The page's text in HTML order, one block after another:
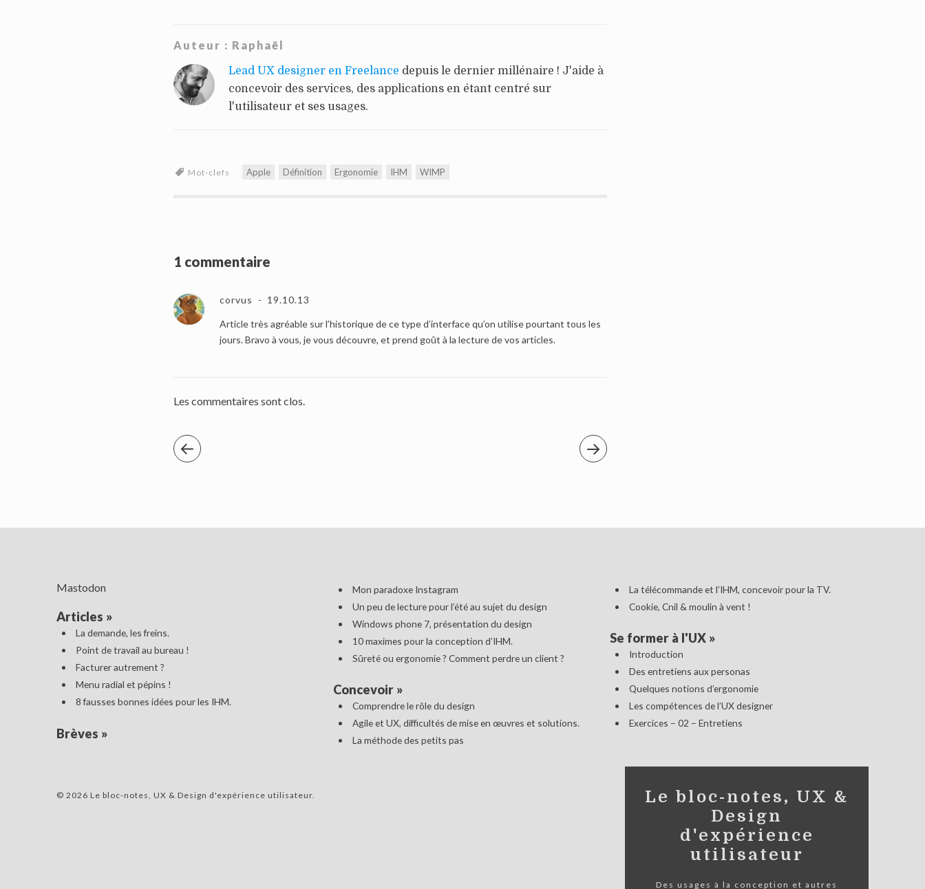
Auteur : Raphaël
Lead UX designer en Freelance depuis le dernier millénaire ! J'aide à
concevoir des services, des applications en étant centré sur
l'utilisateur et ses usages.
Mot-clefs Apple Définition Ergonomie IHM WIMP
1 commentaire
corvus 19.10.13
Article très agréable sur l’historique de ce type d’interface qu’on utilise pourtant tous les
jours. Bravo à vous, je vous découvre, et prend goût à la lecture de vos articles.
Les commentaires sont clos.
Mastodon
Articles »
La demande, les freins.
Point de travail au bureau !
Facturer autrement ?
Menu radial et pépins !
8 fausses bonnes idées pour les IHM.
Brèves »
Mon paradoxe Instagram
Un peu de lecture pour l’été au sujet du design
Windows phone 7, présentation du design
10 maximes pour la conception d’IHM.
Sûreté ou ergonomie ? Comment perdre un client ?
Concevoir»
Comprendre le rôle du design
Agile et UX, difficultés de mise en œuvres et solutions.
La méthode des petits pas
La télécommande et l’IHM, concevoir pour la TV.
Cookie, Cnil & moulin à vent !
Se former à l'UX»
Introduction
Des entretiens aux personas
Quelques notions d’ergonomie
Les compétences de l’UX designer
Exercices – 02 – Entretiens
© 2026 Le bloc-notes, UX & Design d'expérience utilisateur
Le bloc-notes, UX &
Design
d'expérience
utilisateur
Des usages à la conception et autres